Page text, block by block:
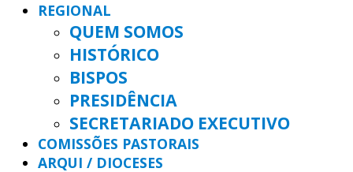
REGIONAL
QUEM SOMOS
HISTÓRICO
BISPOS
PRESIDÊNCIA
SECRETARIADO EXECUTIVO
COMISSÕES PASTORAIS
ARQUI / DIOCESES